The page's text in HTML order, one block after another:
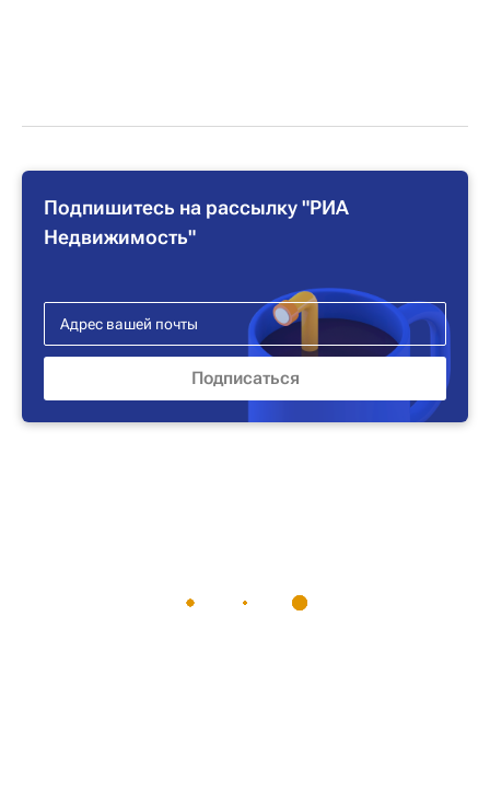
Подпишитесь на рассылку "РИА
Недвижимость"